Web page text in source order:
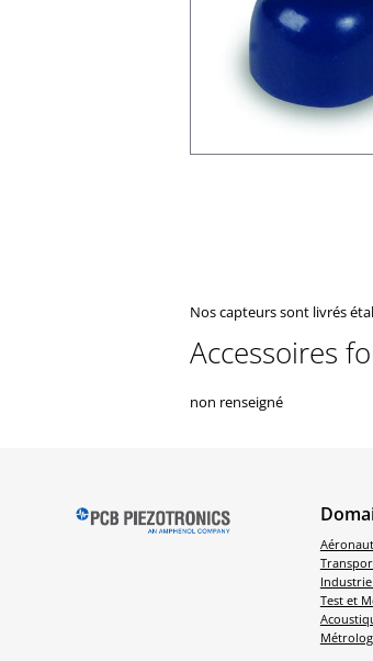
Nos capteurs sont livrés
Accessoires
non renseigné
Test et